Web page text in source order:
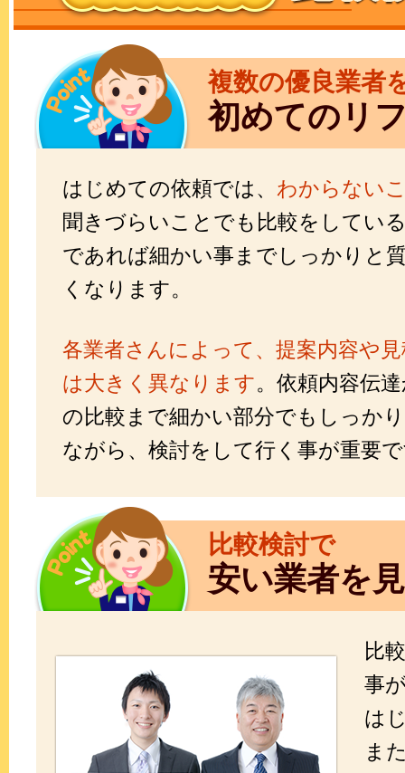
複数の優良業者
初めてのリ
はじめての依頼では、 わからない
聞きづらいことでも比較をしてい
であれば細かい事までしっかりと
くなります。
各業者さんによって、提案内容や
は大きく異なります。依頼内容伝
の比較まで細かい部分でもしっか
ながら、検討をして行く事が重要
比較検討で
安い業者を
比
事
は
ま